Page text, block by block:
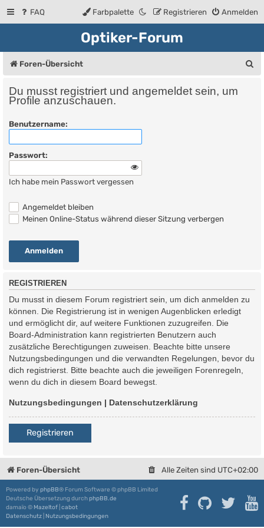
FAQ Anmelden
Registrieren
Farbpalette
Optiker-Forum
Foren-Übersicht
Du musst registriert und angemeldet sein, um
Profile anzuschauen.
Benutzername:
Passwort:
Ich habe mein Passwort vergessen
Angemeldet bleiben
Meinen Online-Status während dieser Sitzung verbergen
REGISTRIEREN
Du musst in diesem Forum registriert sein, um dich anmelden zu
können. Die Registrierung ist in wenigen Augenblicken erledigt
und ermöglicht dir, auf weitere Funktionen zuzugreifen. Die
Board-Administration kann registrierten Benutzern auch
zusätzliche Berechtigungen zuweisen. Beachte bitte unsere
Nutzungsbedingungen und die verwandten Regelungen, bevor du
dich registrierst. Bitte beachte auch die jeweiligen Forenregeln,
wenn du dich in diesem Board bewegst.
Nutzungsbedingungen | Datenschutzerklärung
Registrieren
Foren-Übersicht Alle Zeiten sind UTC+02:00
Powered by phpBB® Forum Software © phpBB Limited
Deutsche Übersetzung durchphpBB.de
damaïo © Mazeltof cabot
Datenschutz Nutzungsbedingungen